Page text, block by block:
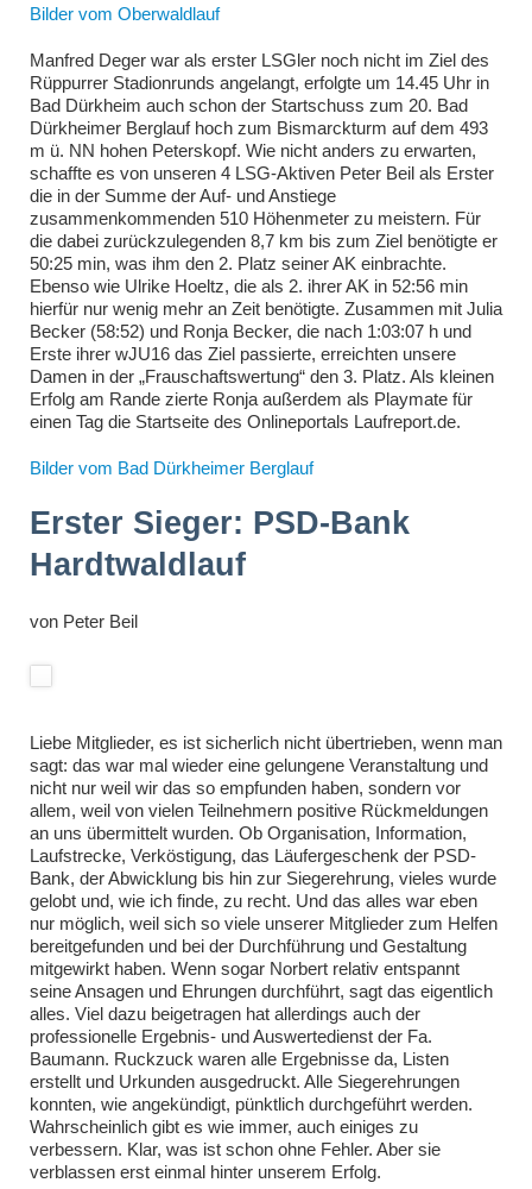
Bilder vom Oberwaldlauf
Manfred Deger war als erster LSGler noch nicht im Ziel des
Rüppurrer Stadionrunds angelangt, erfolgte um 14.45 Uhr in
Bad Dürkheim auch schon der Startschuss zum 20. Bad
Dürkheimer Berglauf hoch zum Bismarckturm auf dem 493
m ü. NN hohen Peterskopf. Wie nicht anders zu erwarten,
schaffte es von unseren 4 LSG-Aktiven Peter Beil als Erster
die in der Summe der Auf- und Anstiege
zusammenkommenden 510 Höhenmeter zu meistern. Für
die dabei zurückzulegenden 8,7 km bis zum Ziel benötigte er
50:25 min, was ihm den 2. Platz seiner AK einbrachte.
Ebenso wie Ulrike Hoeltz, die als 2. ihrer AK in 52:56 min
hierfür nur wenig mehr an Zeit benötigte. Zusammen mit Julia
Becker (58:52) und Ronja Becker, die nach 1:03:07 h und
Erste ihrer wJU16 das Ziel passierte, erreichten unsere
Damen in der „Frauschaftswertung“ den 3. Platz. Als kleinen
Erfolg am Rande zierte Ronja außerdem als Playmate für
einen Tag die Startseite des Onlineportals Laufreport.de.
Bilder vom Bad Dürkheimer Berglauf
Erster Sieger: PSD-Bank
Hardtwaldlauf
von Peter Beil
Liebe Mitglieder, es ist sicherlich nicht übertrieben, wenn man
sagt: das war mal wieder eine gelungene Veranstaltung und
nicht nur weil wir das so empfunden haben, sondern vor
allem, weil von vielen Teilnehmern positive Rückmeldungen
an uns übermittelt wurden. Ob Organisation, Information,
Laufstrecke, Verköstigung, das Läufergeschenk der PSD-
Bank, der Abwicklung bis hin zur Siegerehrung, vieles wurde
gelobt und, wie ich finde, zu recht. Und das alles war eben
nur möglich, weil sich so viele unserer Mitglieder zum Helfen
bereitgefunden und bei der Durchführung und Gestaltung
mitgewirkt haben. Wenn sogar Norbert relativ entspannt
seine Ansagen und Ehrungen durchführt, sagt das eigentlich
alles. Viel dazu beigetragen hat allerdings auch der
professionelle Ergebnis- und Auswertedienst der Fa.
Baumann. Ruckzuck waren alle Ergebnisse da, Listen
erstellt und Urkunden ausgedruckt. Alle Siegerehrungen
konnten, wie angekündigt, pünktlich durchgeführt werden.
Wahrscheinlich gibt es wie immer, auch einiges zu
verbessern. Klar, was ist schon ohne Fehler. Aber sie
verblassen erst einmal hinter unserem Erfolg.